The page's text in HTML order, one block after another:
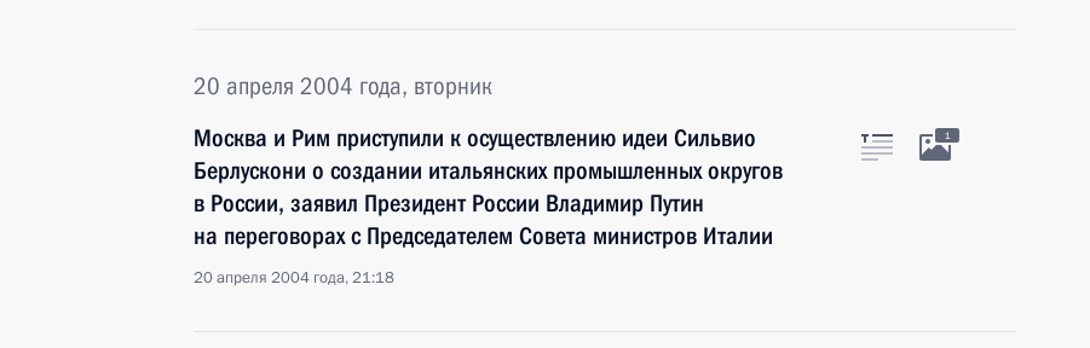
20 апреля 2004 года, вторник
Москва и Рим приступили к осуществлению идеи Сильвио
Берлускони о создании итальянских промышленных округов
в России, заявил Президент России Владимир Путин
на переговорах с Председателем Совета министров Италии
20 апреля 2004 года, 21:18
1